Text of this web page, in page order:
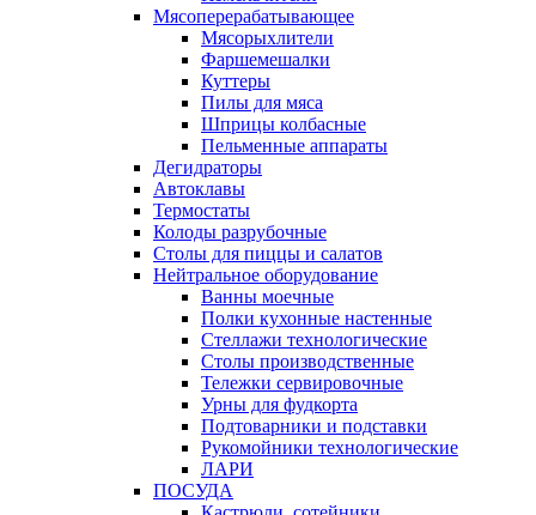
Мясоперерабатывающее
Мясорыхлители
Фаршемешалки
Куттеры
Пилы для мяса
Шприцы колбасные
Пельменные аппараты
Дегидраторы
Автоклавы
Термостаты
Колоды разрубочные
Столы для пиццы и салатов
Нейтральное оборудование
Ванны моечные
Полки кухонные настенные
Стеллажи технологические
Столы производственные
Тележки сервировочные
Урны для фудкорта
Подтоварники и подставки
Рукомойники технологические
ЛАРИ
ПОСУДА